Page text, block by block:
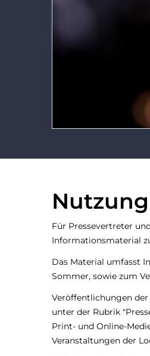
Für Pressevertreter
Informationsmaterial
Das Material umfasst
Sommer, sowie zum
Veröffentlichungen
unter der Rubrik
Print- und Online-
Veranstaltungen der